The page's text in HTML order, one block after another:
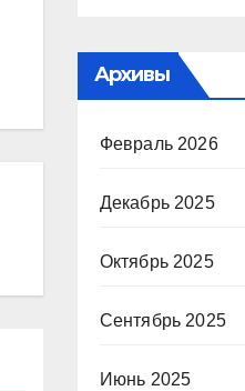
Архивы
Февраль 2026
Декабрь 2025
Октябрь 2025
Сентябрь 2025
Июнь 2025